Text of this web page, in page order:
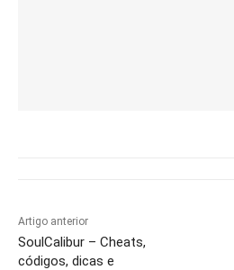
Artigo anterior
SoulCalibur – Cheats,
códigos, dicas e